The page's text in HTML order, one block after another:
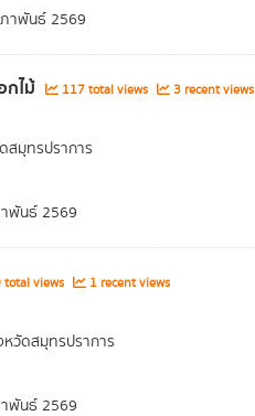
าพันธ์ 2569
กไม้ 117 total views 3 recent views
สมุทรปราการ
พันธ์ 2569
views 1 recent views
วัดสมุทรปราการ
พันธ์ 2569